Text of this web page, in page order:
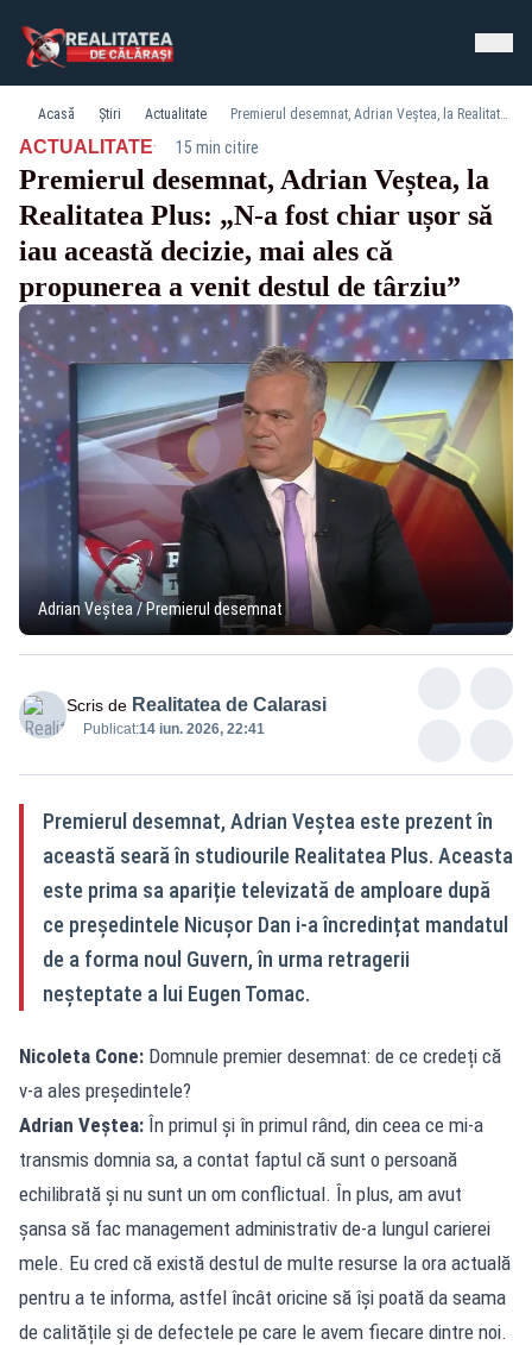
Acasă Știri Actualitate Premierul desemnat, Adrian Veștea, la Realitatea Plus: „N-a fost chiar ușor să iau această decizie, mai ales că propunerea a venit destul de târziu”
ACTUALITATE· 15 min citire
Premierul desemnat, Adrian Veștea, la
Realitatea Plus: „N-a fost chiar ușor să
iau această decizie, mai ales că
propunerea a venit destul de târziu”
Adrian Veștea / Premierul desemnat
Scris de Realitatea de Calarasi
Publicat:14 iun. 2026, 22:41
Premierul desemnat, Adrian Veștea este prezent în
această seară în studiourile Realitatea Plus. Aceasta
este prima sa apariție televizată de amploare după
ce președintele Nicușor Dan i-a încredințat mandatul
de a forma noul Guvern, în urma retragerii
neșteptate a lui Eugen Tomac.
Nicoleta Cone: Domnule premier desemnat: de ce credeți că
v-a ales președintele?
Adrian Veștea: În primul și în primul rând, din ceea ce mi-a
transmis domnia sa, a contat faptul că sunt o persoană
echilibrată și nu sunt un om conflictual. În plus, am avut
șansa să fac management administrativ de-a lungul carierei
mele. Eu cred că există destul de multe resurse la ora actuală
pentru a te informa, astfel încât oricine să își poată da seama
de calitățile și de defectele pe care le avem fiecare dintre noi.